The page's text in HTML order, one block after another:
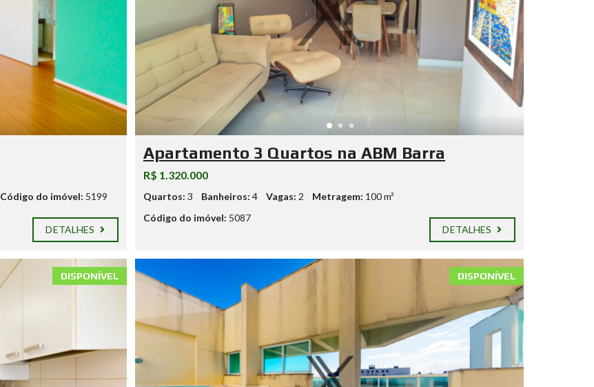
Código do imóvel: 5199
DETALHES
Apartamento 3 Quartos na ABM Barra
R$ 1.320.000
Quartos: 3 Banheiros: 4 Vagas: 2 Metragem: 100 m²
Código do imóvel: 5087
DETALHES
DISPONÍVEL DISPONÍVEL